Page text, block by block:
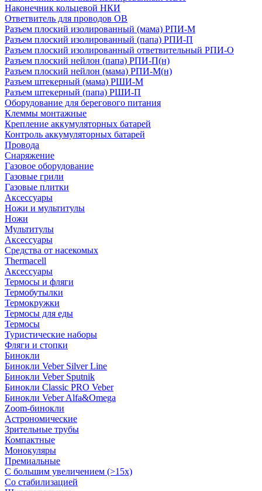
Наконечник кольцевой НКИ
Ответвитель для проводов ОВ
Разъем плоский изолированный (мама) РПИ-М
Разъем плоский изолированный (папа) РПИ-П
Разъем плоский изолированный ответвительный РПИ-О
Разъем плоский нейлон (папа) РПИ-П(н)
Разъем плоский нейлон (мама) РПИ-М(н)
Разъем штекерный (мама) РШИ-М
Разъем штекерный (папа) РШИ-П
Оборудование для берегового питания
Клеммы монтажные
Крепление аккумуляторных батарей
Контроль аккумуляторных батарей
Провода
Снаряжение
Газовое оборудование
Газовые грили
Газовые плитки
Аксессуары
Ножи и мультитулы
Ножи
Мультитулы
Аксессуары
Средства от насекомых
Thermacell
Аксессуары
Термосы и фляги
Термобутылки
Термокружки
Термосы для еды
Термосы
Туристические наборы
Фляги и стопки
Бинокли
Бинокли Veber Silver Line
Бинокли Veber Sputnik
Бинокли Classic PRO Veber
Бинокли Veber Alfa&Omega
Zoom-бинокли
Астрономические
Зрительные трубы
Компактные
Монокуляры
Премиальные
С большим увеличением (>15x)
Со стабилизацией